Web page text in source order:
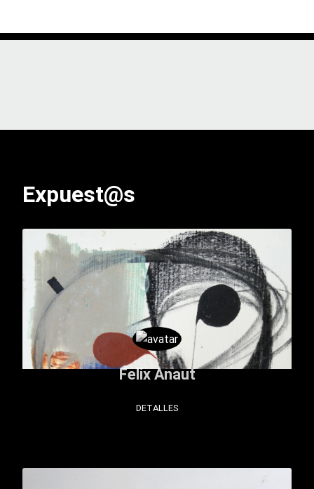
Expuest@s
Felix Anaut
DETALLES